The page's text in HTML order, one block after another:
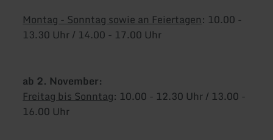
Montag - Sonntag sowie an Feiertagen: 10.00 -
13.30 Uhr / 14.00 - 17.00 Uhr
ab 2. November:
Freitag bis Sonntag: 10.00 - 12.30 Uhr / 13.00 -
16.00 Uhr